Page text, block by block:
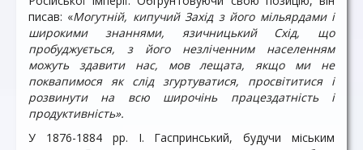
писав: «Могутній, кипучий Захід з його мільярдами і
широкими знаннями, язичницький Схід, що
пробуджується, з його незліченним населенням
можуть здавити нас, мов лещата, якщо ми не
поквапимося як слід згуртуватися, просвітитися і
розвинути на всю широчінь працездатність і
продуктивність».
У 1876-1884 рр. І. Гаспринський, будучи міським